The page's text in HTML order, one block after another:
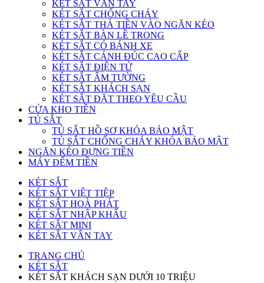
KÉT SẮT VÂN TAY
KÉT SẮT CHỐNG CHÁY
KÉT SẮT THẢ TIỀN VÀO NGĂN KÉO
KÉT SẮT BÀN LỀ TRONG
KÉT SẮT CÓ BÁNH XE
KÉT SẮT CÁNH ĐÚC CAO CẤP
KÉT SẮT ĐIỆN TỬ
KÉT SẮT ÂM TƯỜNG
KÉT SẮT KHÁCH SẠN
KÉT SẮT ĐẶT THEO YÊU CẦU
CỬA KHO TIỀN
TỦ SẮT
TỦ SẮT HỒ SƠ KHÓA BẢO MẬT
TỦ SẮT CHỐNG CHÁY KHÓA BẢO MẬT
NGĂN KÉO ĐỰNG TIỀN
MÁY ĐẾM TIỀN
KÉT SẮT
KÉT SẮT VIỆT TIỆP
KÉT SẮT HOÀ PHÁT
KÉT SẮT NHẬP KHẨU
KÉT SẮT MINI
KÉT SẮT VÂN TAY
TRANG CHỦ
KÉT SẮT
KÉT SẮT KHÁCH SẠN DƯỚI 10 TRIỆU